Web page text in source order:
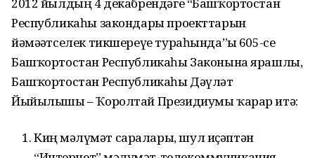
Республикаһы закондары проекттарын
йәмәғәтселек тикшереүе тураһында”ғы 605-се
Башҡортостан Республикаһы Законына ярашлы,
Башҡортостан Республикаһы Дәүләт
Йыйылышы – Ҡоролтай Президиумы ҡарар итә:
Киң мәғлүмәт саралары, шул иҫәптән